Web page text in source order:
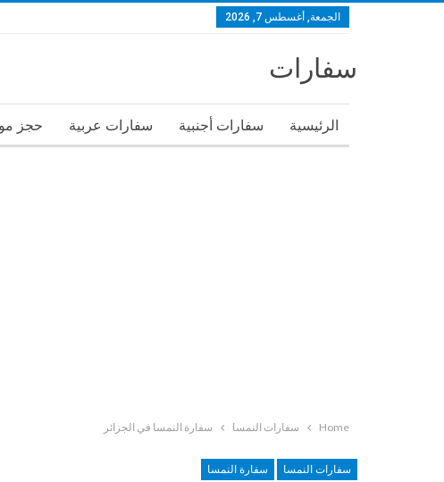
الجمعة, أغسطس 7, 2026
سفارات
الرئيسية سفارات أجنبية سفارات عربية حجز
Home سفارات النمسا سفارة النمسا في الجزائر
سفارات النمسا سفارة النمسا